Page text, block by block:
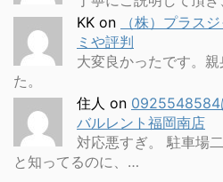
KK on
（株）プラス
ミや評判
大変良かったです。
た。
住人 on 0925548584
バルレント福岡南店
対応悪すぎ。 駐車場
と知ってるのに、…